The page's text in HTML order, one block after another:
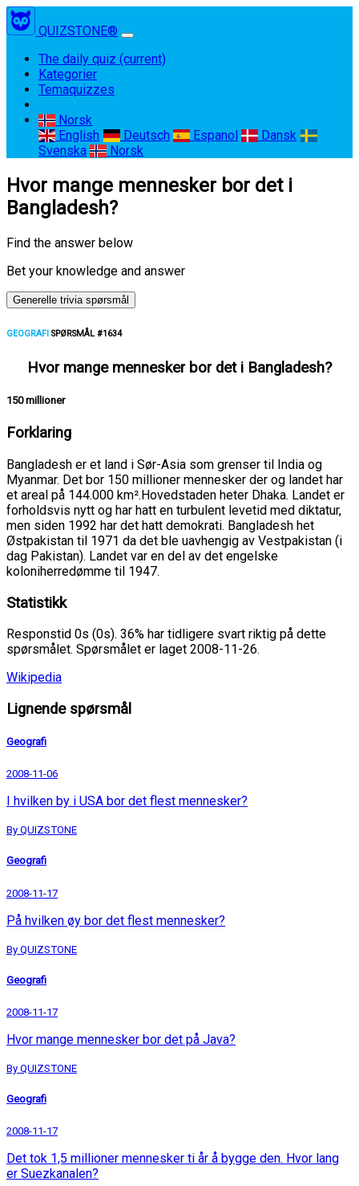
QUIZSTONE®
The daily quiz (current)
Kategorier
Temaquizzes
Norsk
English
Deutsch Espanol
Dansk
Svenska
Norsk
Hvor mange mennesker bor det i
Bangladesh?
Find the answer below
Bet your knowledge and answer
Generelle trivia spørsmål
GEOGRAFI SPØRSMÅL #1634
Hvor mange mennesker bor det i Bangladesh?
150 millioner
Forklaring
Bangladesh er et land i Sør-Asia som grenser til India og
Myanmar. Det bor 150 millioner mennesker der og landet har
et areal på 144.000 km².Hovedstaden heter Dhaka. Landet er
forholdsvis nytt og har hatt en turbulent levetid med diktatur,
men siden 1992 har det hatt demokrati. Bangladesh het
Østpakistan til 1971 da det ble uavhengig av Vestpakistan (i
dag Pakistan). Landet var en del av det engelske
koloniherredømme til 1947.
Statistikk
Responstid 0s (0s). 36% har tidligere svart riktig på dette
spørsmålet. Spørsmålet er laget 2008-11-26.
Wikipedia
Lignende spørsmål
Geografi
2008-11-06
I hvilken by i USA bor det flest mennesker?
By QUIZSTONE
Geografi
2008-11-17
På hvilken øy bor det flest mennesker?
By QUIZSTONE
Geografi
2008-11-17
Hvor mange mennesker bor det på Java?
By QUIZSTONE
Geografi
2008-11-17
Det tok 1,5 millioner mennesker ti år å bygge den. Hvor lang
er Suezkanalen?